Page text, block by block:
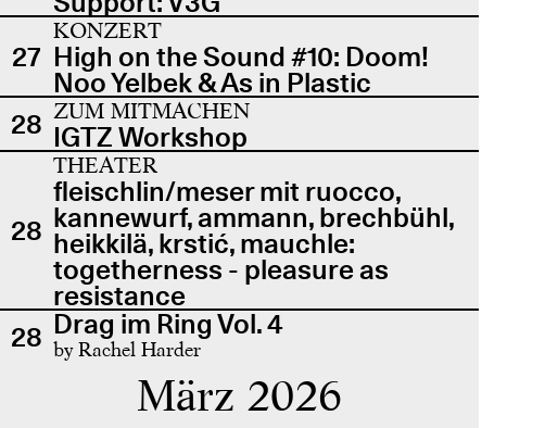
27
KONZERT
High on the Sound #10: Doom!
Noo Yelbek & As in Plastic
28 ZUM MITMACHEN
IGTZ Workshop
28
THEATER
fleischlin/meser mit ruocco,
kannewurf, ammann, brechbühl,
heikkilä, krstić, mauchle:
togetherness - pleasure as
resistance
28 Drag im Ring Vol. 4
by Rachel Harder
März 2026